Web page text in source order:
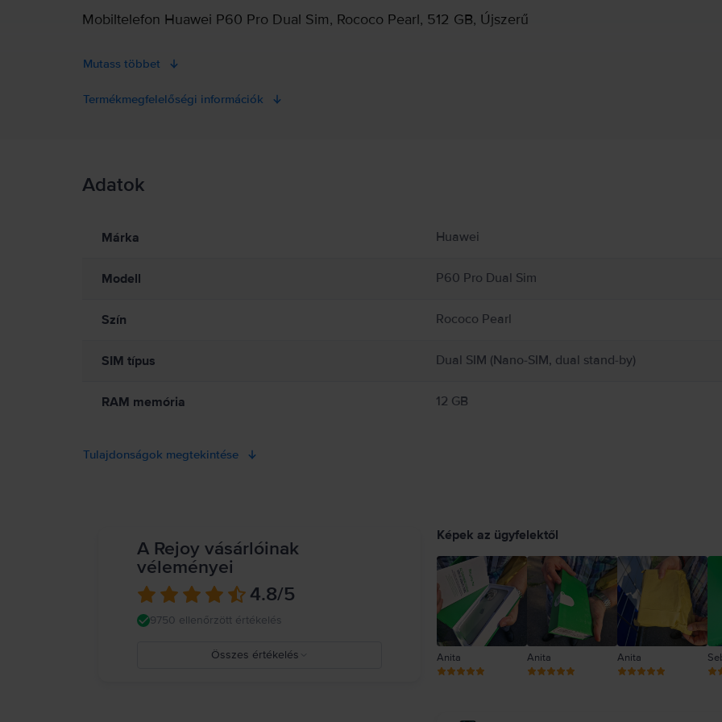
Mobiltelefon Huawei P60 Pro Dual Sim, Rococo Pearl, 512 GB, Újszerű
Mutass többet
Termékmegfelelőségi információk
Termékbiztonsági információk
Adatok
Márka Huawei
Modell P60 Pro Dual Sim
Szín Rococo Pearl
SIM típus Dual SIM (Nano-SIM, dual stand-by)
RAM memória 12 GB
Tulajdonságok megtekintése
A Rejoy vásárlóinak
véleményei
4.8/5
9750 ellenőrzött értékelés
Összes értékelés
Képek az ügyfelektől
Anita Anita Anita